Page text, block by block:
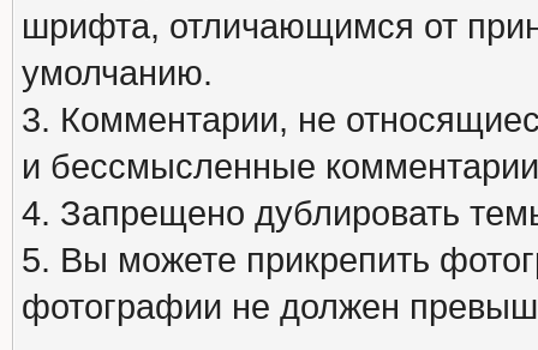
шрифта, отличающимся от
умолчанию.
3. Комментарии, не
и бессмысленные
4. Запрещено дублировать
5. Вы можете прикрепить
фотографии не должен